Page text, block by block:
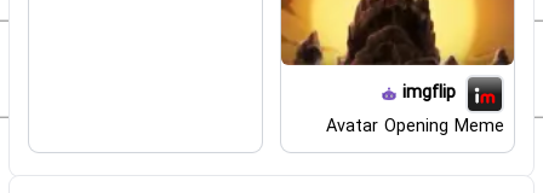
imgflip
Avatar Opening Meme